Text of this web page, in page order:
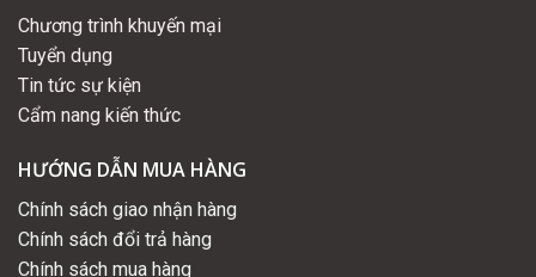
Chương trình khuyến mại
Tuyển dụng
Tin tức sự kiện
Cẩm nang kiến thức
HƯỚNG DẪN MUA HÀNG
Chính sách giao nhận hàng
Chính sách đổi trả hàng
Chính sách mua hàng